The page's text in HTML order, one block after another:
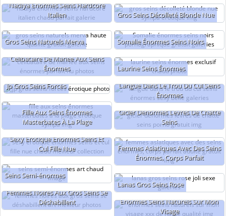
Nadiya Énormes Seins Hardcore
Italien
Gros Seins Décolleté Blonde Nue
Gros Seins Naturels Merva
Somalie Énormes Seins Noirs
Célibataire De Mariée Aux Seins
Énormes
Laurine Seins Énormes
Jp Gros Seins Forcés
Langue Dans Le Trou Du Cul Seins
Énormes
Fille Aux Seins Énormes
Masterbates À La Plage
Gicler Dénormes Lèvres De Chatte
Seins
Sexy Érotique Énormes Seins Et
Cul Fille Nue
Femmes Asiatiques Avec Des Seins
Énormes, Corps Parfait
Seins Semi-énormes
Lanas Gros Seins Rose
Femmes Noires Aux Gros Seins Se
Déshabillent
Énormes Seins Naturels Sur Mon
Visage